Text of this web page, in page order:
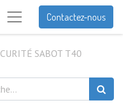
Contactez-nous
SABOT T40